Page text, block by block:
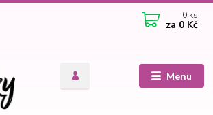
Menu
0 ks
za 0 Kč